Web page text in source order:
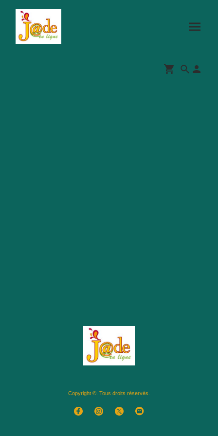
Copyright ©. Tous droits réservés.